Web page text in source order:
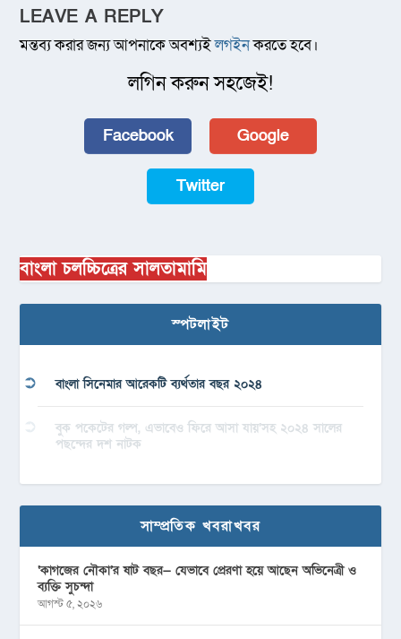
LEAVE A REPLY
মন্তব্য করার জন্য আপনাকে অবশ্যইলগইনকরতে হবে।
লগিন করুন সহজেই!
Facebook Google
Twitter
বাংলা চলচ্চিত্রের সালতামামি
স্পটলাইট
বাংলা সিনেমার আরেকটি ব্যর্থতার বছর ২০২৪
বুক পকেটের গল্প, এভাবেও ফিরে আসা যায়’সহ ২০২৪ সালের
পছন্দের দশ নাটক
সাম্প্রতিক খবরাখবর
‘কাগজের নৌকা’র ষাট বছর— যেভাবে প্রেরণা হয়ে আছেন অভিনেত্রী ও
ব্যক্তি সুচন্দা
আগস্ট ৫, ২০২৬